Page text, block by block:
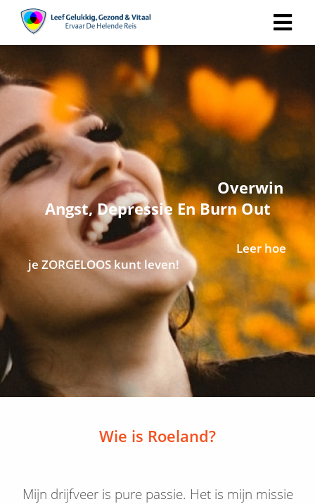
Overwin
Angst, Depressie En Burn Out
Leer hoe
je ZORGELOOS kunt leven!
Wie is Roeland?
Mijn drijfveer is pure passie. Het is mijn missie